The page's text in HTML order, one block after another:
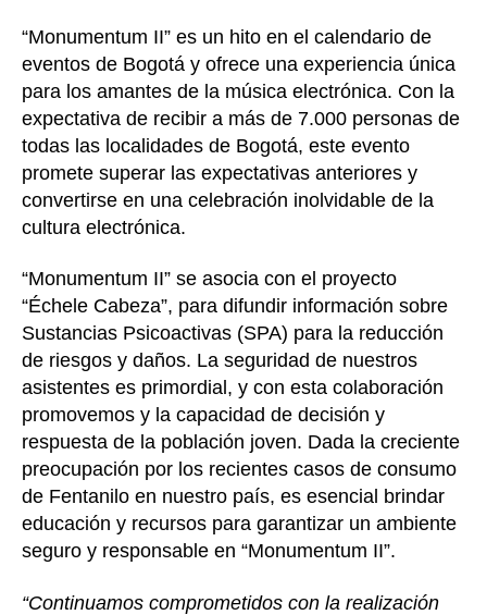
“Monumentum II” es un hito en el calendario de
eventos de Bogotá y ofrece una experiencia única
para los amantes de la música electrónica. Con la
expectativa de recibir a más de 7.000 personas de
todas las localidades de Bogotá, este evento
promete superar las expectativas anteriores y
convertirse en una celebración inolvidable de la
cultura electrónica.
“Monumentum II” se asocia con el proyecto
“Échele Cabeza”, para difundir información sobre
Sustancias Psicoactivas (SPA) para la reducción
de riesgos y daños. La seguridad de nuestros
asistentes es primordial, y con esta colaboración
promovemos y la capacidad de decisión y
respuesta de la población joven. Dada la creciente
preocupación por los recientes casos de consumo
de Fentanilo en nuestro país, es esencial brindar
educación y recursos para garantizar un ambiente
seguro y responsable en “Monumentum II”.
“Continuamos comprometidos con la realización